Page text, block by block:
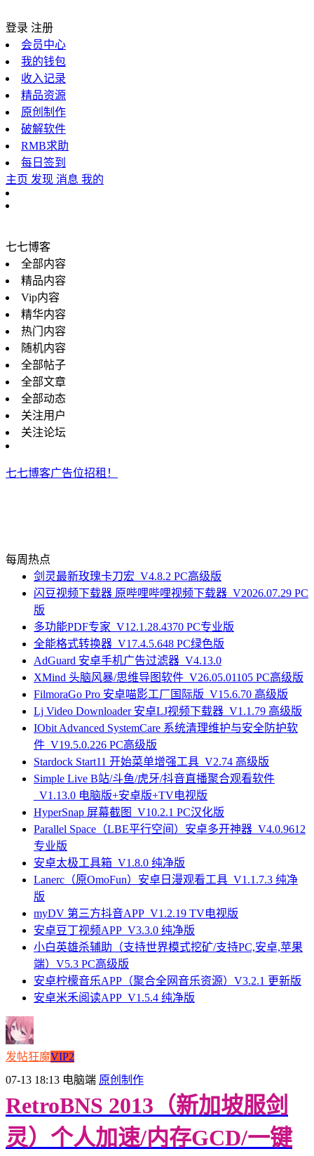
登录 注册
会员中心
我的钱包
收入记录
精品资源
原创制作
破解软件
RMB求助
每日签到
主页 发现 消息 我的
七七博客
全部内容
精品内容
Vip内容
精华内容
热门内容
随机内容
全部帖子
全部文章
全部动态
关注用户
关注论坛
七七博客广告位招租！
每周热点
剑灵最新玫瑰卡刀宏_V4.8.2 PC高级版
闪豆视频下载器 原哔哩哔哩视频下载器_V2026.07.29 PC
版
多功能PDF专家_V12.1.28.4370 PC专业版
全能格式转换器_V17.4.5.648 PC绿色版
AdGuard 安卓手机广告过滤器_V4.13.0
XMind 头脑风暴/思维导图软件_V26.05.01105 PC高级版
FilmoraGo Pro 安卓喵影工厂国际版_V15.6.70 高级版
Lj Video Downloader 安卓LJ视频下载器_V1.1.79 高级版
IObit Advanced SystemCare 系统清理维护与安全防护软
件_V19.5.0.226 PC高级版
Stardock Start11 开始菜单增强工具_V2.74 高级版
Simple Live B站/斗鱼/虎牙/抖音直播聚合观看软件
_V1.13.0 电脑版+安卓版+TV电视版
HyperSnap 屏幕截图_V10.2.1 PC汉化版
Parallel Space（LBE平行空间）安卓多开神器_V4.0.9612
专业版
安卓太极工具箱_V1.8.0 纯净版
Lanerc（原OmoFun）安卓日漫观看工具_V1.1.7.3 纯净
版
myDV 第三方抖音APP_V1.2.19 TV电视版
安卓豆丁视频APP_V3.3.0 纯净版
小白英雄杀辅助（支持世界模式挖矿/支持PC,安卓,苹果
端）V5.3 PC高级版
安卓柠檬音乐APP（聚合全网音乐资源）V3.2.1 更新版
安卓米禾阅读APP_V1.5.4 纯净版
发帖狂魔VIP2
07-13 18:13 电脑端 原创制作
RetroBNS 2013（新加坡服剑
灵）个人加速/内存GCD/一键